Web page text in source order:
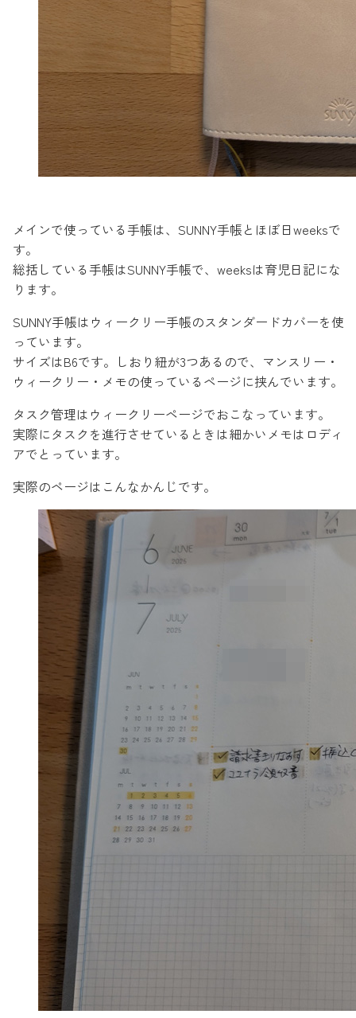
メインで使っている手帳は、SUNNY手帳とほぼ日weeksで
す。
総括している手帳はSUNNY手帳で、weeksは育児日記にな
ります。
SUNNY手帳はウィークリー手帳のスタンダードカバーを使
っています。
サイズはB6です。しおり紐が3つあるので、マンスリー・
ウィークリー・メモの使っているページに挟んでいます。
タスク管理はウィークリーページでおこなっています。
実際にタスクを進行させているときは細かいメモはロディ
アでとっています。
実際のページはこんなかんじです。